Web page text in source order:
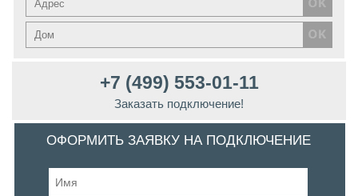
+7 (499) 553-01-11
Заказать подключение!
ОФОРМИТЬ ЗАЯВКУ НА ПОДКЛЮЧЕНИЕ